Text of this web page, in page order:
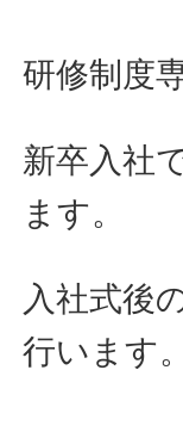
研修制度
新卒入社
ます。
入社式後
行います。